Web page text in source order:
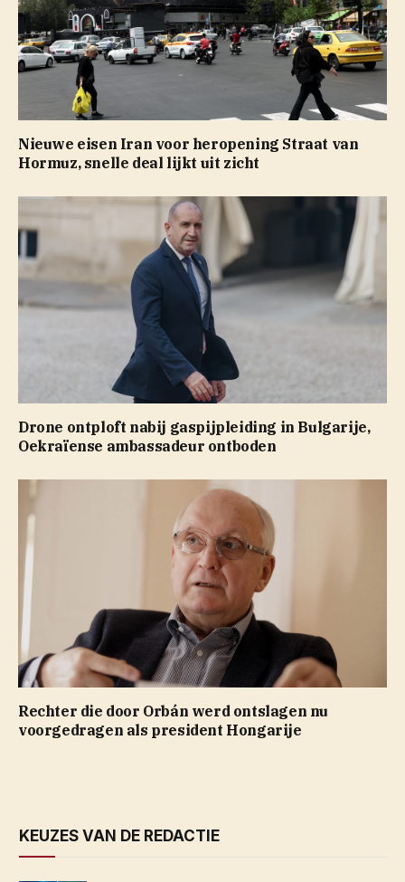
Nieuwe eisen Iran voor heropening Straat van
Hormuz, snelle deal lijkt uit zicht
Drone ontploft nabij gaspijpleiding in Bulgarije,
Oekraïense ambassadeur ontboden
Rechter die door Orbán werd ontslagen nu
voorgedragen als president Hongarije
KEUZES VAN DE REDACTIE